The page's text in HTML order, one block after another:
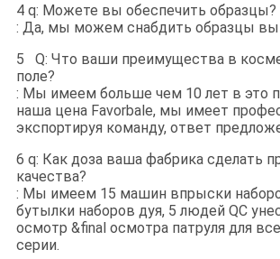
4 q: Можете вы обеспечить образцы?
: Да, мы можем снабдить образцы вы
5 Q: Что ваши преимущества в
поле?
: Мы имеем больше чем 10 лет в это
наша цена Favorbale, мы имеет
экспортируя команду, ответ
6 q: Как доза ваша фабрика сделать
качества?
: Мы имеем 15 машин впрыски
бутылки наборов дуя, 5 людей QC
осмотр &final осмотра патруля для
серии.